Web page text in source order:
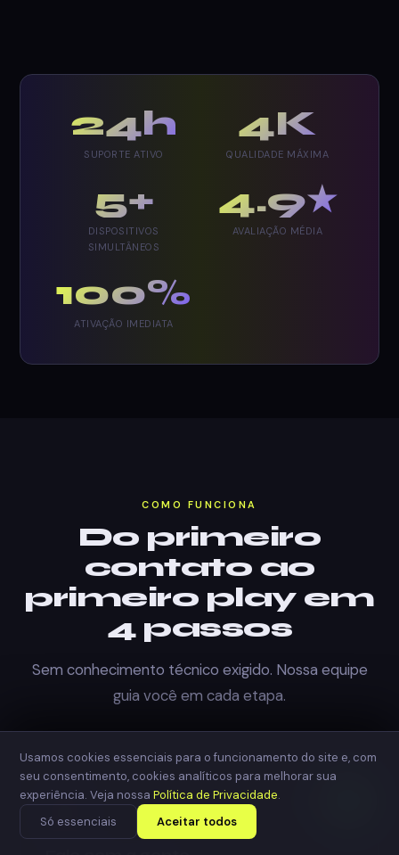
Usamos cookies essenciais para o funcionamento do site e, com
seu consentimento, cookies analíticos para melhorar sua
experiência. Veja nossaPolítica de Privacidade.
Só essenciais
Aceitar todos
24h
SUPORTE ATIVO
4K
QUALIDADE MÁXIMA
5+
DISPOSITIVOS
SIMULTÂNEOS
4.9★
AVALIAÇÃO MÉDIA
100%
ATIVAÇÃO IMEDIATA
COMO FUNCIONA
Do primeiro
contato ao
primeiro play em
4 passos
Sem conhecimento técnico exigido. Nossa equipe
guia você em cada etapa.
01
💬